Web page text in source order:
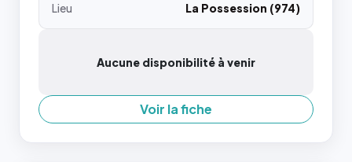
Lieu
La Possession (974)
Aucune disponibilité à venir
Voir la fiche